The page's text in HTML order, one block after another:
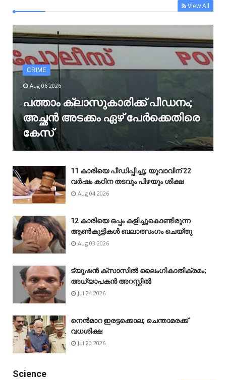
View All
CRIME
Aug 06 2026
പത്താം ക്ലാസുകാരിക്ക് പീഡനം;
അച്ഛൻ അടക്കം ഏഴ് പേർക്കെതിരെ
കേസ്
11 കാരിയെ പീഡിപ്പിച്ചു; യുവാവിന് 22
വർഷം കഠിന തടവും പിഴയും ശിക്ഷ
Aug 04 2026
12 കാരിയെ ഒപ്പം കളിച്ചുകൊണ്ടിരുന്ന
ആൺകുട്ടികൾ ബലാത്സംഗം ചെയ്‌തു
Aug 03 2026
ട്യൂഷൻ ക്സാസിൽ ലൈംഗികാതിക്രമം;
അധ്യാപകൻ അറസ്റ്റിൽ
Jul 24 2026
നെൻമാറ ഇരട്ടക്കൊല; ചെന്താമരക്ക്
വധശിക്ഷ
Jul 20 2026
Science